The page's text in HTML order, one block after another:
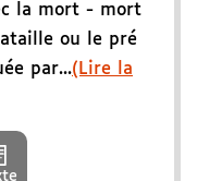
la mort - mort
ou le pré
par...(Lire la